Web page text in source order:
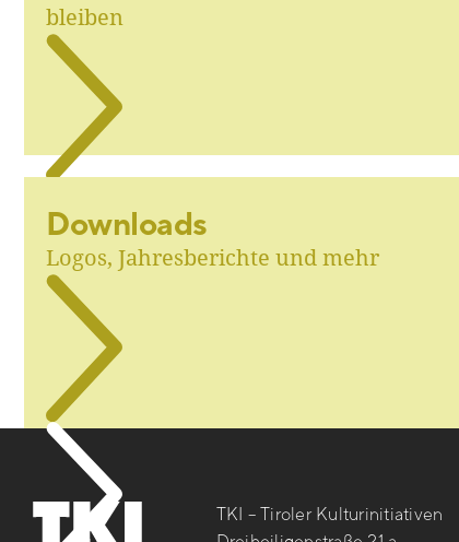
bleiben
Downloads
Logos, Jahresberichte und mehr
TKI – Tiroler Kulturinitiativen